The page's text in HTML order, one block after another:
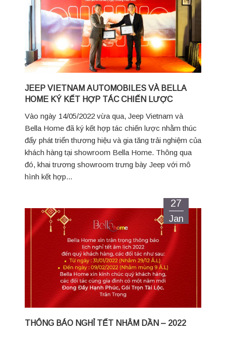
JEEP VIETNAM AUTOMOBILES VÀ BELLA
HOME KÝ KẾT HỢP TÁC CHIẾN LƯỢC
Vào ngày 14/05/2022 vừa qua, Jeep Vietnam và
Bella Home đã ký kết hợp tác chiến lược nhằm thúc
đẩy phát triển thương hiệu và gia tăng trải nghiệm của
khách hàng tại showroom Bella Home. Thông qua
đó, khai trương showroom trưng bày Jeep với mô
hình kết hợp...
THÔNG BÁO NGHỈ TẾT NHÂM DẦN – 2022
27
Jan